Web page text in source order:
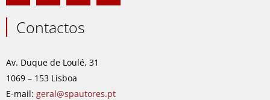
c
e
b
o
k
s
t
a
r
a
m
n
k
e
i
n
u
Contactos
Av. Duque de Loulé, 31
1069 – 153 Lisboa
E-mail: geral@spautores.pt